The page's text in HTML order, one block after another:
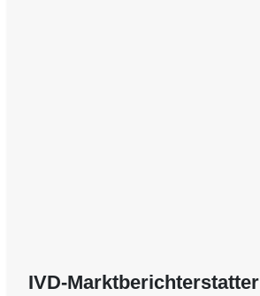
IVD-Marktberichterstatter